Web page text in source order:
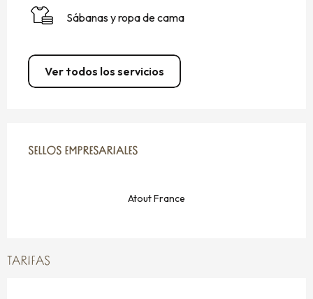
Sábanas y ropa de cama
Ver todos los servicios
SELLOS EMPRESARIALES
SELLOS EMPRESARIALES
Atout France
TARIFAS